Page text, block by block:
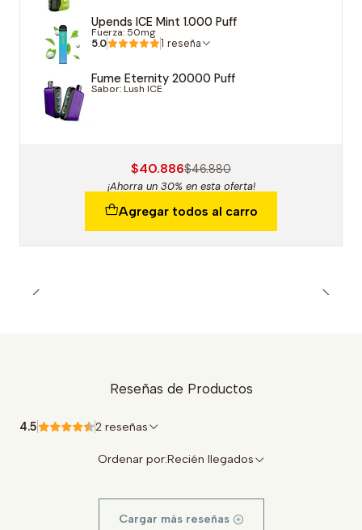
Upends ICE Mint 1.000 Puff
Fuerza: 50mg
5.0 1 reseña
Fume Eternity 20000 Puff
Sabor: Lush ICE
$40.886$46.880
¡Ahorra un 30% en esta oferta!
Agregar todos al carro
Reseñas de Productos
4.5 2 reseñas
Ordenar por:Recién llegados
Cargar más reseñas